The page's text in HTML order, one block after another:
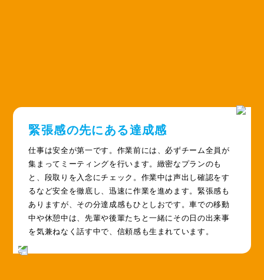
緊張感の先にある達成感
仕事は安全が第一です。作業前には、必ずチーム全員が
集まってミーティングを行います。緻密なプランのも
と、段取りを入念にチェック。作業中は声出し確認をす
るなど安全を徹底し、迅速に作業を進めます。緊張感も
ありますが、その分達成感もひとしおです。車での移動
中や休憩中は、先輩や後輩たちと一緒にその日の出来事
を気兼ねなく話す中で、信頼感も生まれています。